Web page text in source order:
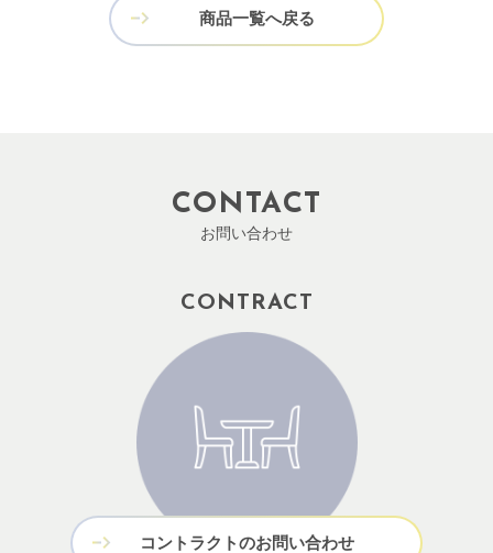
商品一覧へ戻る
CONTACT
お問い合わせ
CONTRACT
コントラクトのお問い合わせ